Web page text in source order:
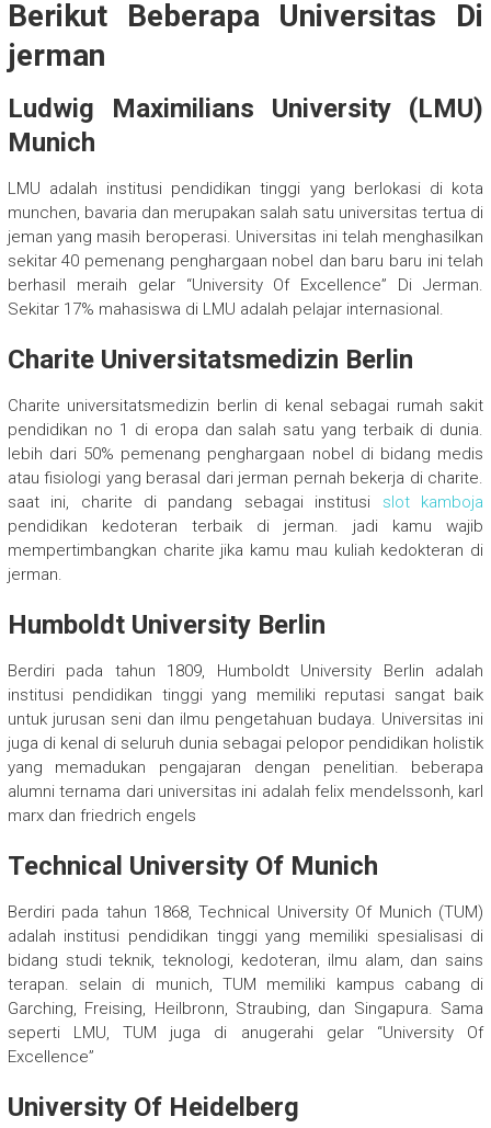
Berikut Beberapa Universitas Di
jerman
Ludwig Maximilians University (LMU)
Munich
LMU adalah institusi pendidikan tinggi yang berlokasi di kota
munchen, bavaria dan merupakan salah satu universitas tertua di
jeman yang masih beroperasi. Universitas ini telah menghasilkan
sekitar 40 pemenang penghargaan nobel dan baru baru ini telah
berhasil meraih gelar “University Of Excellence” Di Jerman.
Sekitar 17% mahasiswa di LMU adalah pelajar internasional.
Charite Universitatsmedizin Berlin
Charite universitatsmedizin berlin di kenal sebagai rumah sakit
pendidikan no 1 di eropa dan salah satu yang terbaik di dunia.
lebih dari 50% pemenang penghargaan nobel di bidang medis
atau fisiologi yang berasal dari jerman pernah bekerja di charite.
saat ini, charite di pandang sebagai institusi slot kamboja
pendidikan kedoteran terbaik di jerman. jadi kamu wajib
mempertimbangkan charite jika kamu mau kuliah kedokteran di
jerman.
Humboldt University Berlin
Berdiri pada tahun 1809, Humboldt University Berlin adalah
institusi pendidikan tinggi yang memiliki reputasi sangat baik
untuk jurusan seni dan ilmu pengetahuan budaya. Universitas ini
juga di kenal di seluruh dunia sebagai pelopor pendidikan holistik
yang memadukan pengajaran dengan penelitian. beberapa
alumni ternama dari universitas ini adalah felix mendelssonh, karl
marx dan friedrich engels
Technical University Of Munich
Berdiri pada tahun 1868, Technical University Of Munich (TUM)
adalah institusi pendidikan tinggi yang memiliki spesialisasi di
bidang studi teknik, teknologi, kedoteran, ilmu alam, dan sains
terapan. selain di munich, TUM memiliki kampus cabang di
Garching, Freising, Heilbronn, Straubing, dan Singapura. Sama
seperti LMU, TUM juga di anugerahi gelar “University Of
Excellence”
University Of Heidelberg